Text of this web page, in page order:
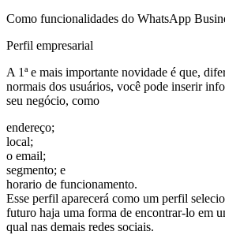
Como funcionalidades do WhatsApp
Perfil empresarial
A 1ª e mais importante novidade é que,
normais dos usuários, você pode inserir
seu negócio, como
endereço;
local;
o email;
segmento; e
horario de funcionamento.
Esse perfil aparecerá como um perfil
futuro haja uma forma de encontrar-lo em
qual nas demais redes sociais.